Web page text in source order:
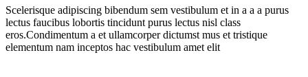
Scelerisque adipiscing bibendum sem vestibulum et in a a a purus
lectus faucibus lobortis tincidunt purus lectus nisl class
eros.Condimentum a et ullamcorper dictumst mus et tristique
elementum nam inceptos hac vestibulum amet elit